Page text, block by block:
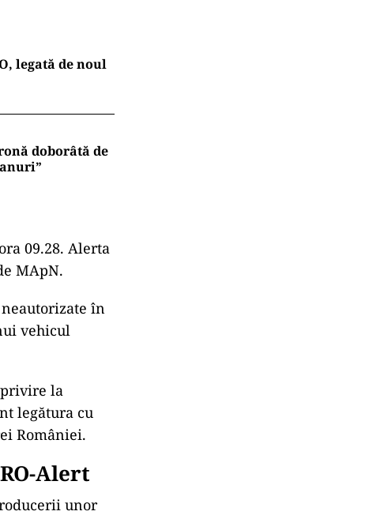
legată de noul
doborâtă de
09.28. Alerta
MApN.
în
vehicul
la
legătura cu
României.
Alert
unor